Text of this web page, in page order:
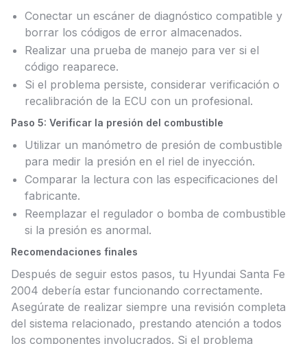
Conectar un escáner de diagnóstico compatible y
borrar los códigos de error almacenados.
Realizar una prueba de manejo para ver si el
código reaparece.
Si el problema persiste, considerar verificación o
recalibración de la ECU con un profesional.
Paso 5: Verificar la presión del combustible
Utilizar un manómetro de presión de combustible
para medir la presión en el riel de inyección.
Comparar la lectura con las especificaciones del
fabricante.
Reemplazar el regulador o bomba de combustible
si la presión es anormal.
Recomendaciones finales
Después de seguir estos pasos, tu Hyundai Santa Fe
2004 debería estar funcionando correctamente.
Asegúrate de realizar siempre una revisión completa
del sistema relacionado, prestando atención a todos
los componentes involucrados. Si el problema